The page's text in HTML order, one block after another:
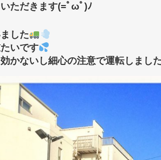
ただきます(=ﾟωﾟ)ﾉ
した
いです
かないし細心の注意で運転しまし